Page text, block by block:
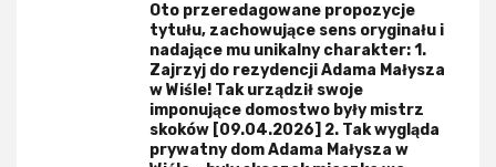
Oto przeredagowane propozycje
tytułu, zachowujące sens oryginału i
nadające mu unikalny charakter: 1.
Zajrzyj do rezydencji Adama Małysza
w Wiśle! Tak urządził swoje
imponujące domostwo były mistrz
skoków [09.04.2026] 2. Tak wygląda
prywatny dom Adama Małysza w